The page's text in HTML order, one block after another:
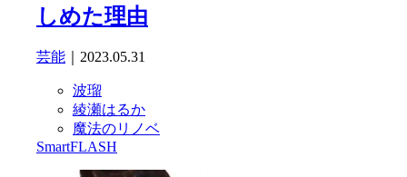
しめた理由
芸能 ｜2023.05.31
波瑠
綾瀬はるか
魔法のリノベ
SmartFLASH